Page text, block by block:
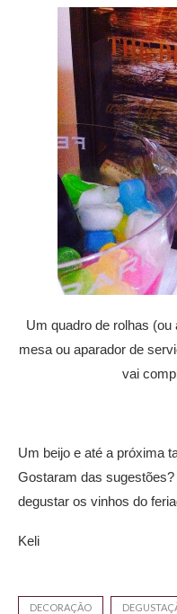
Um quadro de rolhas
mesa ou aparador de
vai
Um beijo e até a próxima
Gostaram das
degustar os vinhos do
Keli
DECORAÇÃO